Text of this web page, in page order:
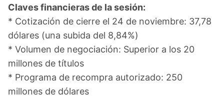
Claves financieras de la sesión:
* Cotización de cierre el 24 de noviembre: 37,78
dólares (una subida del 8,84%)
* Volumen de negociación: Superior a los 20
millones de títulos
* Programa de recompra autorizado: 250
millones de dólares